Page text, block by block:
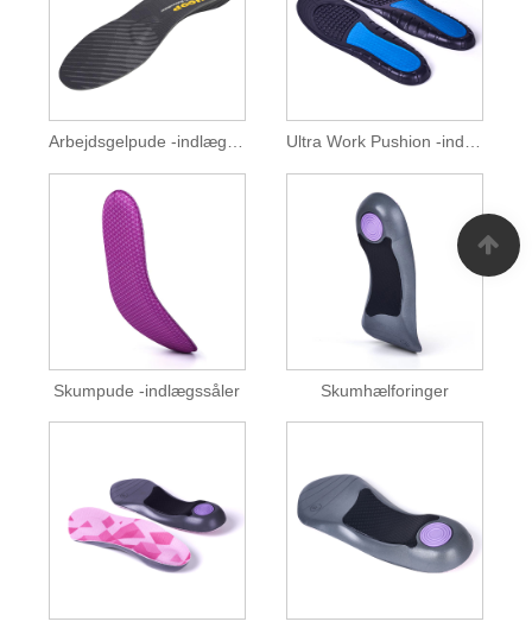
Skumpude -indlægssåler Skumhælforinger